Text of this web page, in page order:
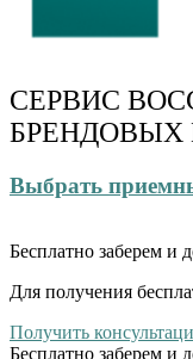
СЕРВИС
БРЕНДОВЫХ
Выбрать
Бесплатно заберем и
Для получения
Получить
Бесплатно заберем и